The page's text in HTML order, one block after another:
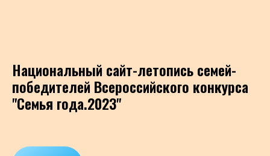
Национальный сайт-летопись семей-
победителей Всероссийского конкурса
"Семья года.2023"